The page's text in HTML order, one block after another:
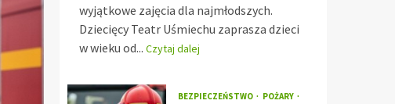
wyjątkowe zajęcia dla najmłodszych.
Dziecięcy Teatr Uśmiechu zaprasza dzieci
w wieku od... Czytaj dalej
BEZPIECZEŃSTWO
POŻARY